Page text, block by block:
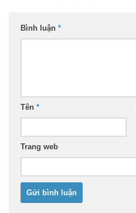
Bình luận *
Tên *
Trang web